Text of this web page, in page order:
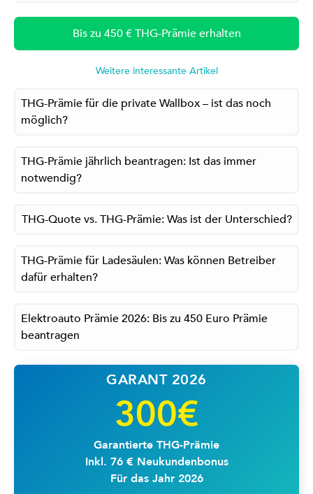
Bis zu 450 € THG-Prämie erhalten
Weitere interessante Artikel
THG-Prämie für die private Wallbox – ist das noch
möglich?
THG-Prämie jährlich beantragen: Ist das immer
notwendig?
THG-Quote vs. THG-Prämie: Was ist der Unterschied?
THG-Prämie für Ladesäulen: Was können Betreiber
dafür erhalten?
Elektroauto Prämie 2026: Bis zu 450 Euro Prämie
beantragen
GARANT 2026
300€
Garantierte THG-Prämie
Inkl. 76 € Neukundenbonus
Für das Jahr 2026